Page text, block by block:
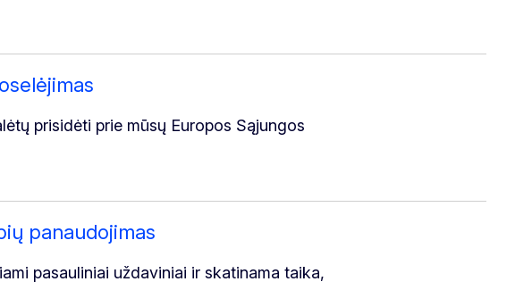
prisidėti prie mūsų Europos Sąjungos
panaudojimas
pasauliniai uždaviniai ir skatinama taika,